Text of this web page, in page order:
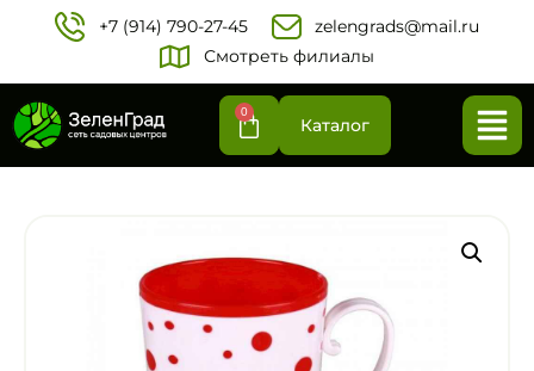
+7 (914) 790-27-45‬
zelengrads@mail.ru
Смотреть филиалы
0
Каталог